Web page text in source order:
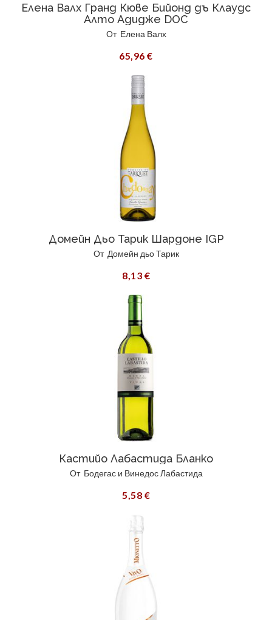
Елена Валх Гранд Кюве Бийонд дъ Клаудс
Алто Адидже DOC
От Елена Валх
65,96 €
Домейн Дьо Тарик Шардоне IGP
От Домейн дьо Тарик
8,13 €
Кастийо Лабастида Бланко
От Бодегас и Винедос Лабастида
5,58 €